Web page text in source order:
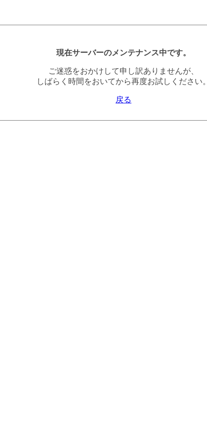
現在サーバーのメンテナンス中です。
ご迷惑をおかけして申し訳ありませんが、
しばらく時間をおいてから再度お試しください。
戻る